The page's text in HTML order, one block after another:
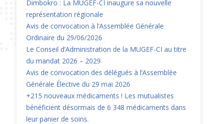
Dimbokro : La MUGEF-CI inaugure sa nouvelle
représentation régionale
Avis de convocation à l’Assemblée Générale
Ordinaire du 29/06/2026
Le Conseil d’Administration de la MUGEF-CI au titre
du mandat 2026 – 2029
Avis de convocation des délégués à l’Assemblée
Générale Élective du 29 mai 2026
+215 nouveaux médicaments ! Les mutualistes
bénéficient désormais de 6 348 médicaments dans
leur panier de soins.